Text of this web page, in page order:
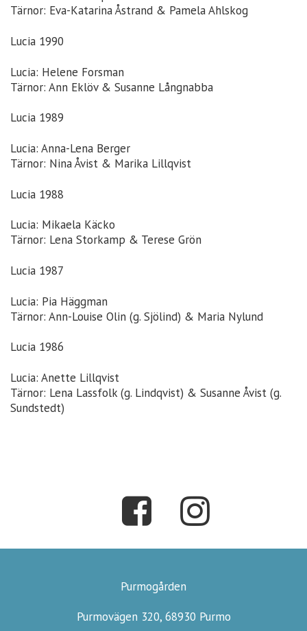
Tärnor: Eva-Katarina Åstrand & Pamela Ahlskog
Lucia 1990
Lucia: Helene Forsman
Tärnor: Ann Eklöv & Susanne Långnabba
Lucia 1989
Lucia: Anna-Lena Berger
Tärnor: Nina Åvist & Marika Lillqvist
Lucia 1988
Lucia: Mikaela Käcko
Tärnor: Lena Storkamp & Terese Grön
Lucia 1987
Lucia: Pia Häggman
Tärnor: Ann-Louise Olin (g. Sjölind) & Maria Nylund
Lucia 1986
Lucia: Anette Lillqvist
Tärnor: Lena Lassfolk (g. Lindqvist) & Susanne Åvist (g.
Sundstedt)
Purmogården
Purmovägen 320, 68930 Purmo